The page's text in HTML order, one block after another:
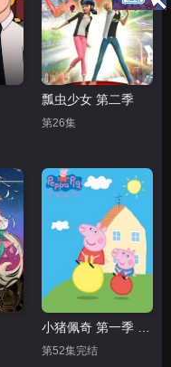
瓢虫少女 第二季
第26集
第52集完结